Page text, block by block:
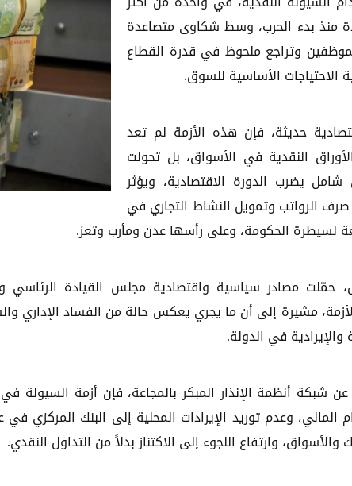
منذ بدء الحرب، وسط شكاوى متصاعدة
وتراجع ملحوظ في قدرة القطاع
الاحتياجات الأساسية للسوق.
حديثة، فإن هذه الأزمة لم تعد
النقدية في الأسواق، بل تحولت
يضرب الدورة الاقتصادية، ويؤثر
الرواتب وتمويل النشاط التجاري في
لسيطرة الحكومة، وعلى رأسها عدن ومأرب وتعز.
مصادر سياسية واقتصادية مجلس القيادة الرئاسي
مشيرة إلى أن ما يجري يعكس حالة من الفساد الإداري
والإيرادية في الدولة.
شبكة أنظمة الإنذار المبكر بالمجاعة، فإن أزمة السيولة
المالي، وعدم توريد الإيرادات المحلية إلى البنك
والأسواق، وارتفاع اللجوء إلى الاكتناز بدلاً من التداول النقدي.